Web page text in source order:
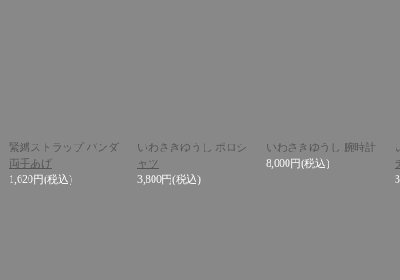
緊縛ストラップ パンダ
両手あげ
1,620円(税込)
いわさきゆうし ポロシ
ャツ
3,800円(税込)
いわさきゆうし 腕時計
8,000円(税込)